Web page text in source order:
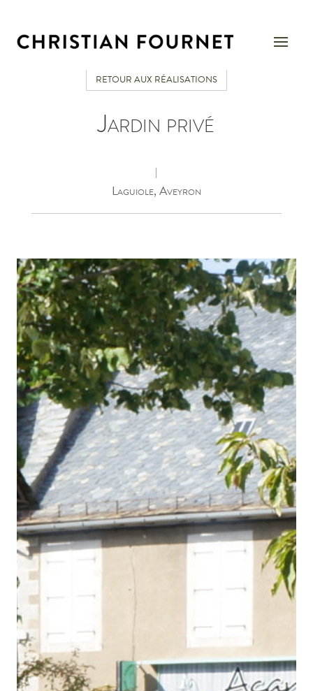
RETOUR AUX RÉALISATIONS
Jardin privé
|
Laguiole, Aveyron